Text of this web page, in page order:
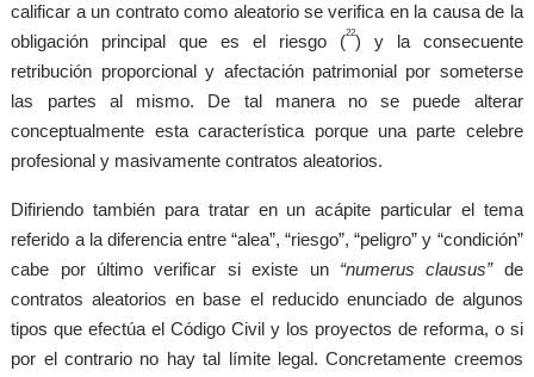
calificar a un contrato como aleatorio se verifica en la causa de la
obligación principal que es el riesgo (22) y la consecuente
retribución proporcional y afectación patrimonial por someterse
las partes al mismo. De tal manera no se puede alterar
conceptualmente esta característica porque una parte celebre
profesional y masivamente contratos aleatorios.
Difiriendo también para tratar en un acápite particular el tema
referido a la diferencia entre “alea”, “riesgo”, “peligro” y “condición”
cabe por último verificar si existe un “numerus clausus” de
contratos aleatorios en base el reducido enunciado de algunos
tipos que efectúa el Código Civil y los proyectos de reforma, o si
por el contrario no hay tal límite legal. Concretamente creemos